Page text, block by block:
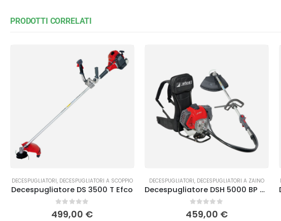
PRODOTTI CORRELATI
DECESPUGLIATORI, DECESPUGLIATORI A SCOPPIO
Decespugliatore DS 3500 T Efco
0Su 5
499,00 €
DECESPUGLIATORI, DECESPUGLIATORI A ZAINO
Decespugliatore DSH 5000 BP Efco
0Su 5
459,00 €